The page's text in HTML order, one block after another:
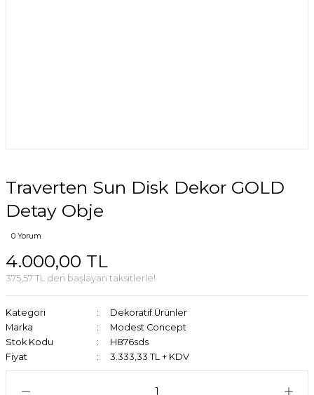
Traverten Sun Disk Dekor GOLD
Detay Obje
0 Yorum
4.000,00 TL
375,57 TL den başlayan taksitlerle!
Kategori
Dekoratif Ürünler
Marka
Modest Concept
Stok Kodu
H876sds
Fiyat
3.333,33 TL + KDV